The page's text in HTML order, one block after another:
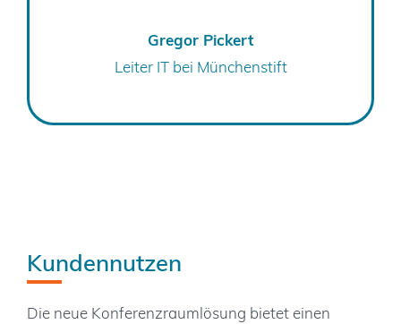
Gregor Pickert
Leiter IT bei Münchenstift
Kundennutzen
Die neue Konferenzraumlösung bietet einen